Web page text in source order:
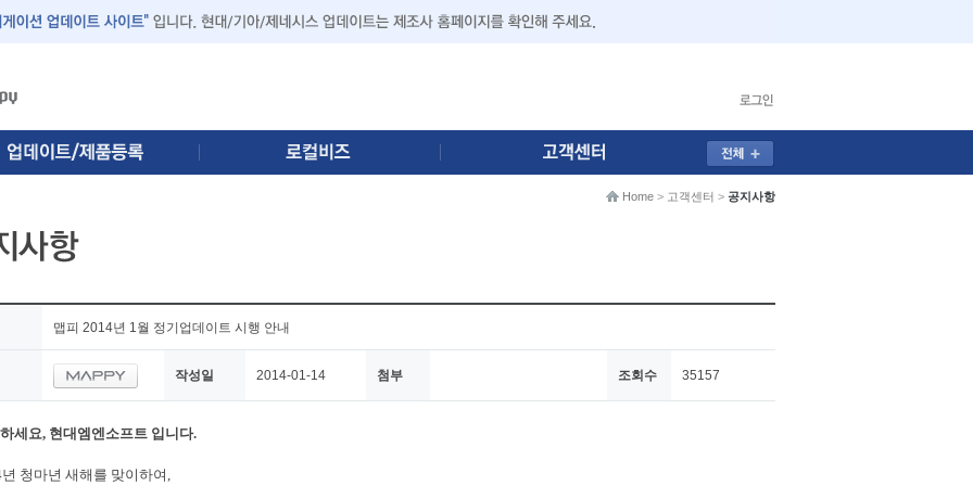
Home > 고객센터 > 공지사항
맵피 2014년 1월 정기업데이트 시행 안내
작성일 2014-01-14 첨부 조회수 35157
세요, 현대엠엔소프트 입니다.
년 청마년 새해를 맞이하여,